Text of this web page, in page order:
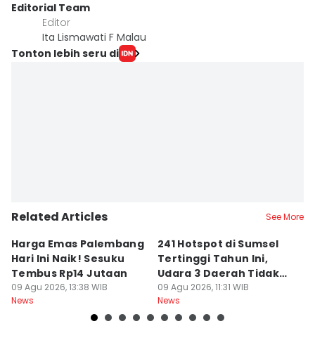
Editorial Team
Editor
Ita Lismawati F Malau
Tonton lebih seru di
Related Articles See More
Harga Emas Palembang
Hari Ini Naik! Sesuku
Tembus Rp14 Jutaan
09 Agu 2026, 13:38 WIB
News
241 Hotspot di Sumsel
Tertinggi Tahun Ini,
Udara 3 Daerah Tidak
Sehat
09 Agu 2026, 11:31 WIB
News